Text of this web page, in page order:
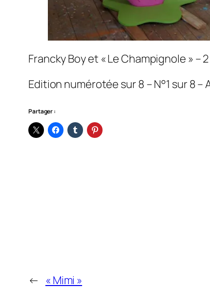
Francky Boy et « Le Champignole »
Edition numérotée sur 8 – N°1 sur 8 –
Partager :
← « Mimi »